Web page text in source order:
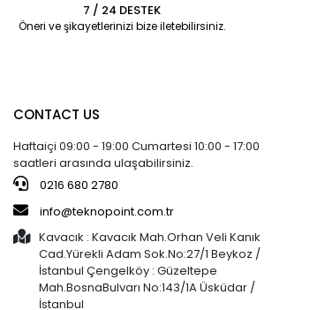
7 / 24 DESTEK
Öneri ve şikayetlerinizi bize iletebilirsiniz.
CONTACT US
Haftaiçi 09:00 - 19:00 Cumartesi 10:00 - 17:00
saatleri arasında ulaşabilirsiniz.
0216 680 2780
info@teknopoint.com.tr
Kavacık : Kavacık Mah.Orhan Veli Kanık
Cad.Yürekli Adam Sok.No:27/1 Beykoz /
İstanbul Çengelköy : Güzeltepe
Mah.BosnaBulvarı No:143/1A Üsküdar /
İstanbul